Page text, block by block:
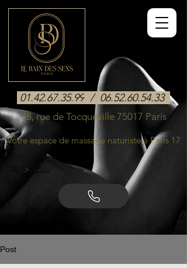
01.42.67.35.99 / 06.52.60.54.33
> Post
38, rue de Tocqueville 75017 Paris
Votre espace de massage naturiste à Paris 17
Post